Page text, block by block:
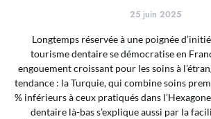
25 juin 2025
Longtemps réservée à une poignée
tourisme dentaire se démocratise en
engouement croissant pour les soins à
tendance : la Turquie, qui combine soins
% inférieurs à ceux pratiqués dans
dentaire là-bas s’explique aussi par la